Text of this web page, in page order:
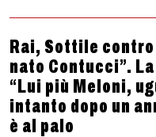
Rai, Sottile contro
nato Contucci”.
“Lui più Meloni,
intanto dopo un
è al palo